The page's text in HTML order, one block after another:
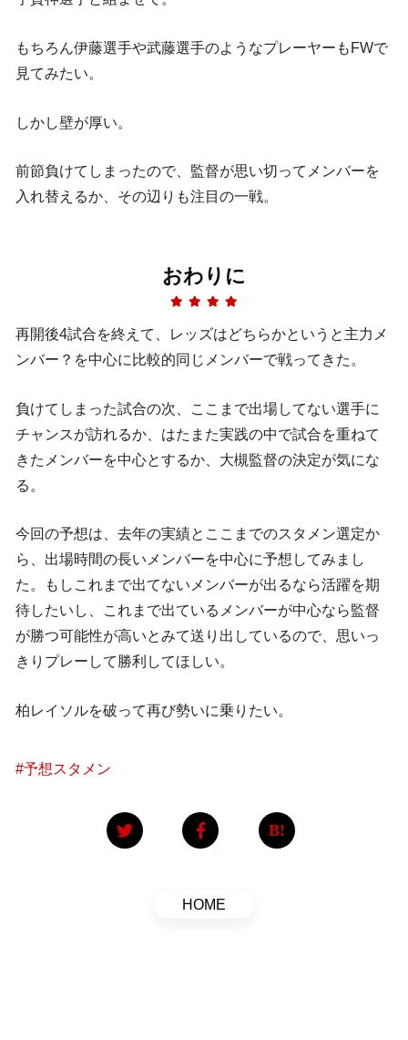
もちろん伊藤選手や武藤選手のようなプレーヤーもFWで
見てみたい。
しかし壁が厚い。
前節負けてしまったので、監督が思い切ってメンバーを
入れ替えるか、その辺りも注目の一戦。
おわりに
再開後4試合を終えて、レッズはどちらかというと主力メ
ンバー？を中心に比較的同じメンバーで戦ってきた。
負けてしまった試合の次、ここまで出場してない選手に
チャンスが訪れるか、はたまた実践の中で試合を重ねて
きたメンバーを中心とするか、大槻監督の決定が気にな
る。
今回の予想は、去年の実績とここまでのスタメン選定か
ら、出場時間の長いメンバーを中心に予想してみまし
た。もしこれまで出てないメンバーが出るなら活躍を期
待したいし、これまで出ているメンバーが中心なら監督
が勝つ可能性が高いとみて送り出しているので、思いっ
きりプレーして勝利してほしい。
柏レイソルを破って再び勢いに乗りたい。
#予想スタメン
HOME